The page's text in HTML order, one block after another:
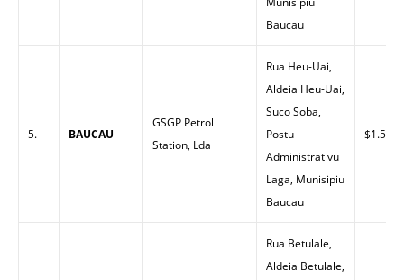
Baucau
5. BAUCAU
GSGP Petrol
Station, Lda
Rua Heu-Uai,
Aldeia Heu-Uai,
Suco Soba,
Postu
Administrativu
Laga, Munisipiu
Baucau
$1.50
Rua Betulale,
Aldeia Betulale,